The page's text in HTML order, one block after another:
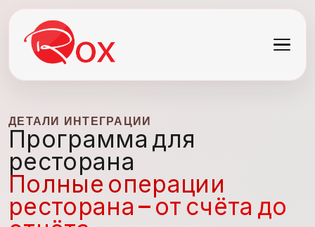
ДЕТАЛИ ИНТЕГРАЦИИ
Программа для
ресторана
Полные операции
ресторана — от счёта до